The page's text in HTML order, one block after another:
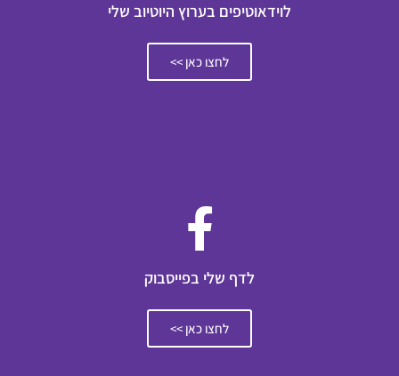
לוידאוטיפים בערוץ היוטיוב שלי
לחצו כאן >>
לדף שלי בפייסבוק
לחצו כאן >>